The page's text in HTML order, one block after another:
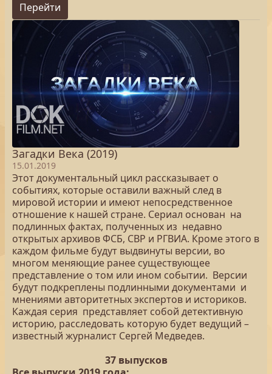
Перейти
Загадки Века (2019)
15.01.2019
Этот документальный цикл рассказывает о
событиях, которые оставили важный след в
мировой истории и имеют непосредственное
отношение к нашей стране. Сериал основан на
подлинных фактах, полученных из недавно
открытых архивов ФСБ, СВР и РГВИА. Кроме этого в
каждом фильме будут выдвинуты версии, во
многом меняющие ранее существующее
представление о том или ином событии. Версии
будут подкреплены подлинными документами и
мнениями авторитетных экспертов и историков.
Каждая серия представляет собой детективную
историю, расследовать которую будет ведущий –
известный журналист Сергей Медведев.
37 выпусков